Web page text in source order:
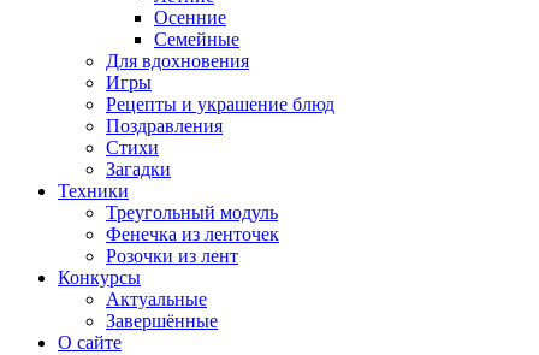
Осенние
Семейные
Для вдохновения
Игры
Рецепты и украшение блюд
Поздравления
Стихи
Загадки
Техники
Треугольный модуль
Фенечка из ленточек
Розочки из лент
Конкурсы
Актуальные
Завершённые
О сайте